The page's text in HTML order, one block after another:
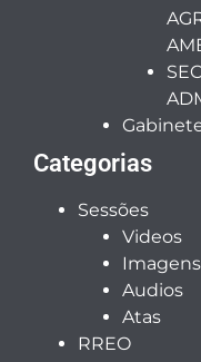
Categorias
Sessões
Videos
Imagens
Audios
Atas
RREO